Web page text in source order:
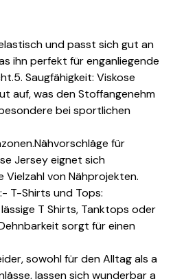
und passt sich gut an
ihn perfekt für enganliegende
5. Saugfähigkeit: Viskose
auf, was den Stoffangenehm
bei sportlichen
Nähvorschläge für
Jersey eignet sich
Vielzahl von Nähprojekten.
T-Shirts und Tops:
T Shirts, Tanktops oder
sorgt für einen
sowohl für den Alltag als a
lassen sich wunderbar a